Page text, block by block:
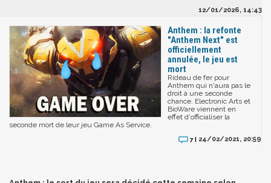
12/01/2026, 14:43
Anthem : la refonte
"Anthem Next" est
officiellement
annulée, le jeu est
mort
Rideau de fer pour
Anthem qui n'aura pas le
droit à une seconde
chance. Electronic Arts et
BioWare viennent en
effet d'officialiser la
seconde mort de leur jeu Game As Service.
7 | 24/02/2021, 20:59